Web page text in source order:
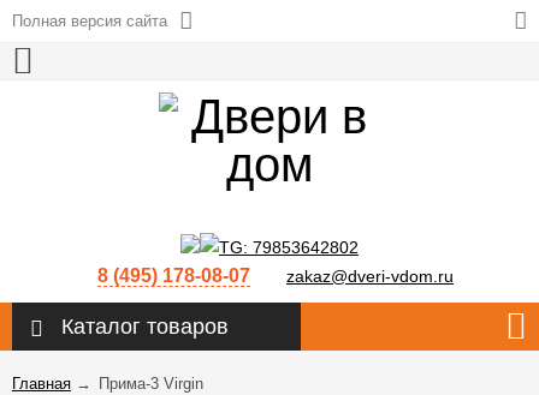
Полная версия сайта
8 (495) 178-08-07 zakaz@dveri-vdom.ru
Каталог товаров
Главная → Прима-3 Virgin